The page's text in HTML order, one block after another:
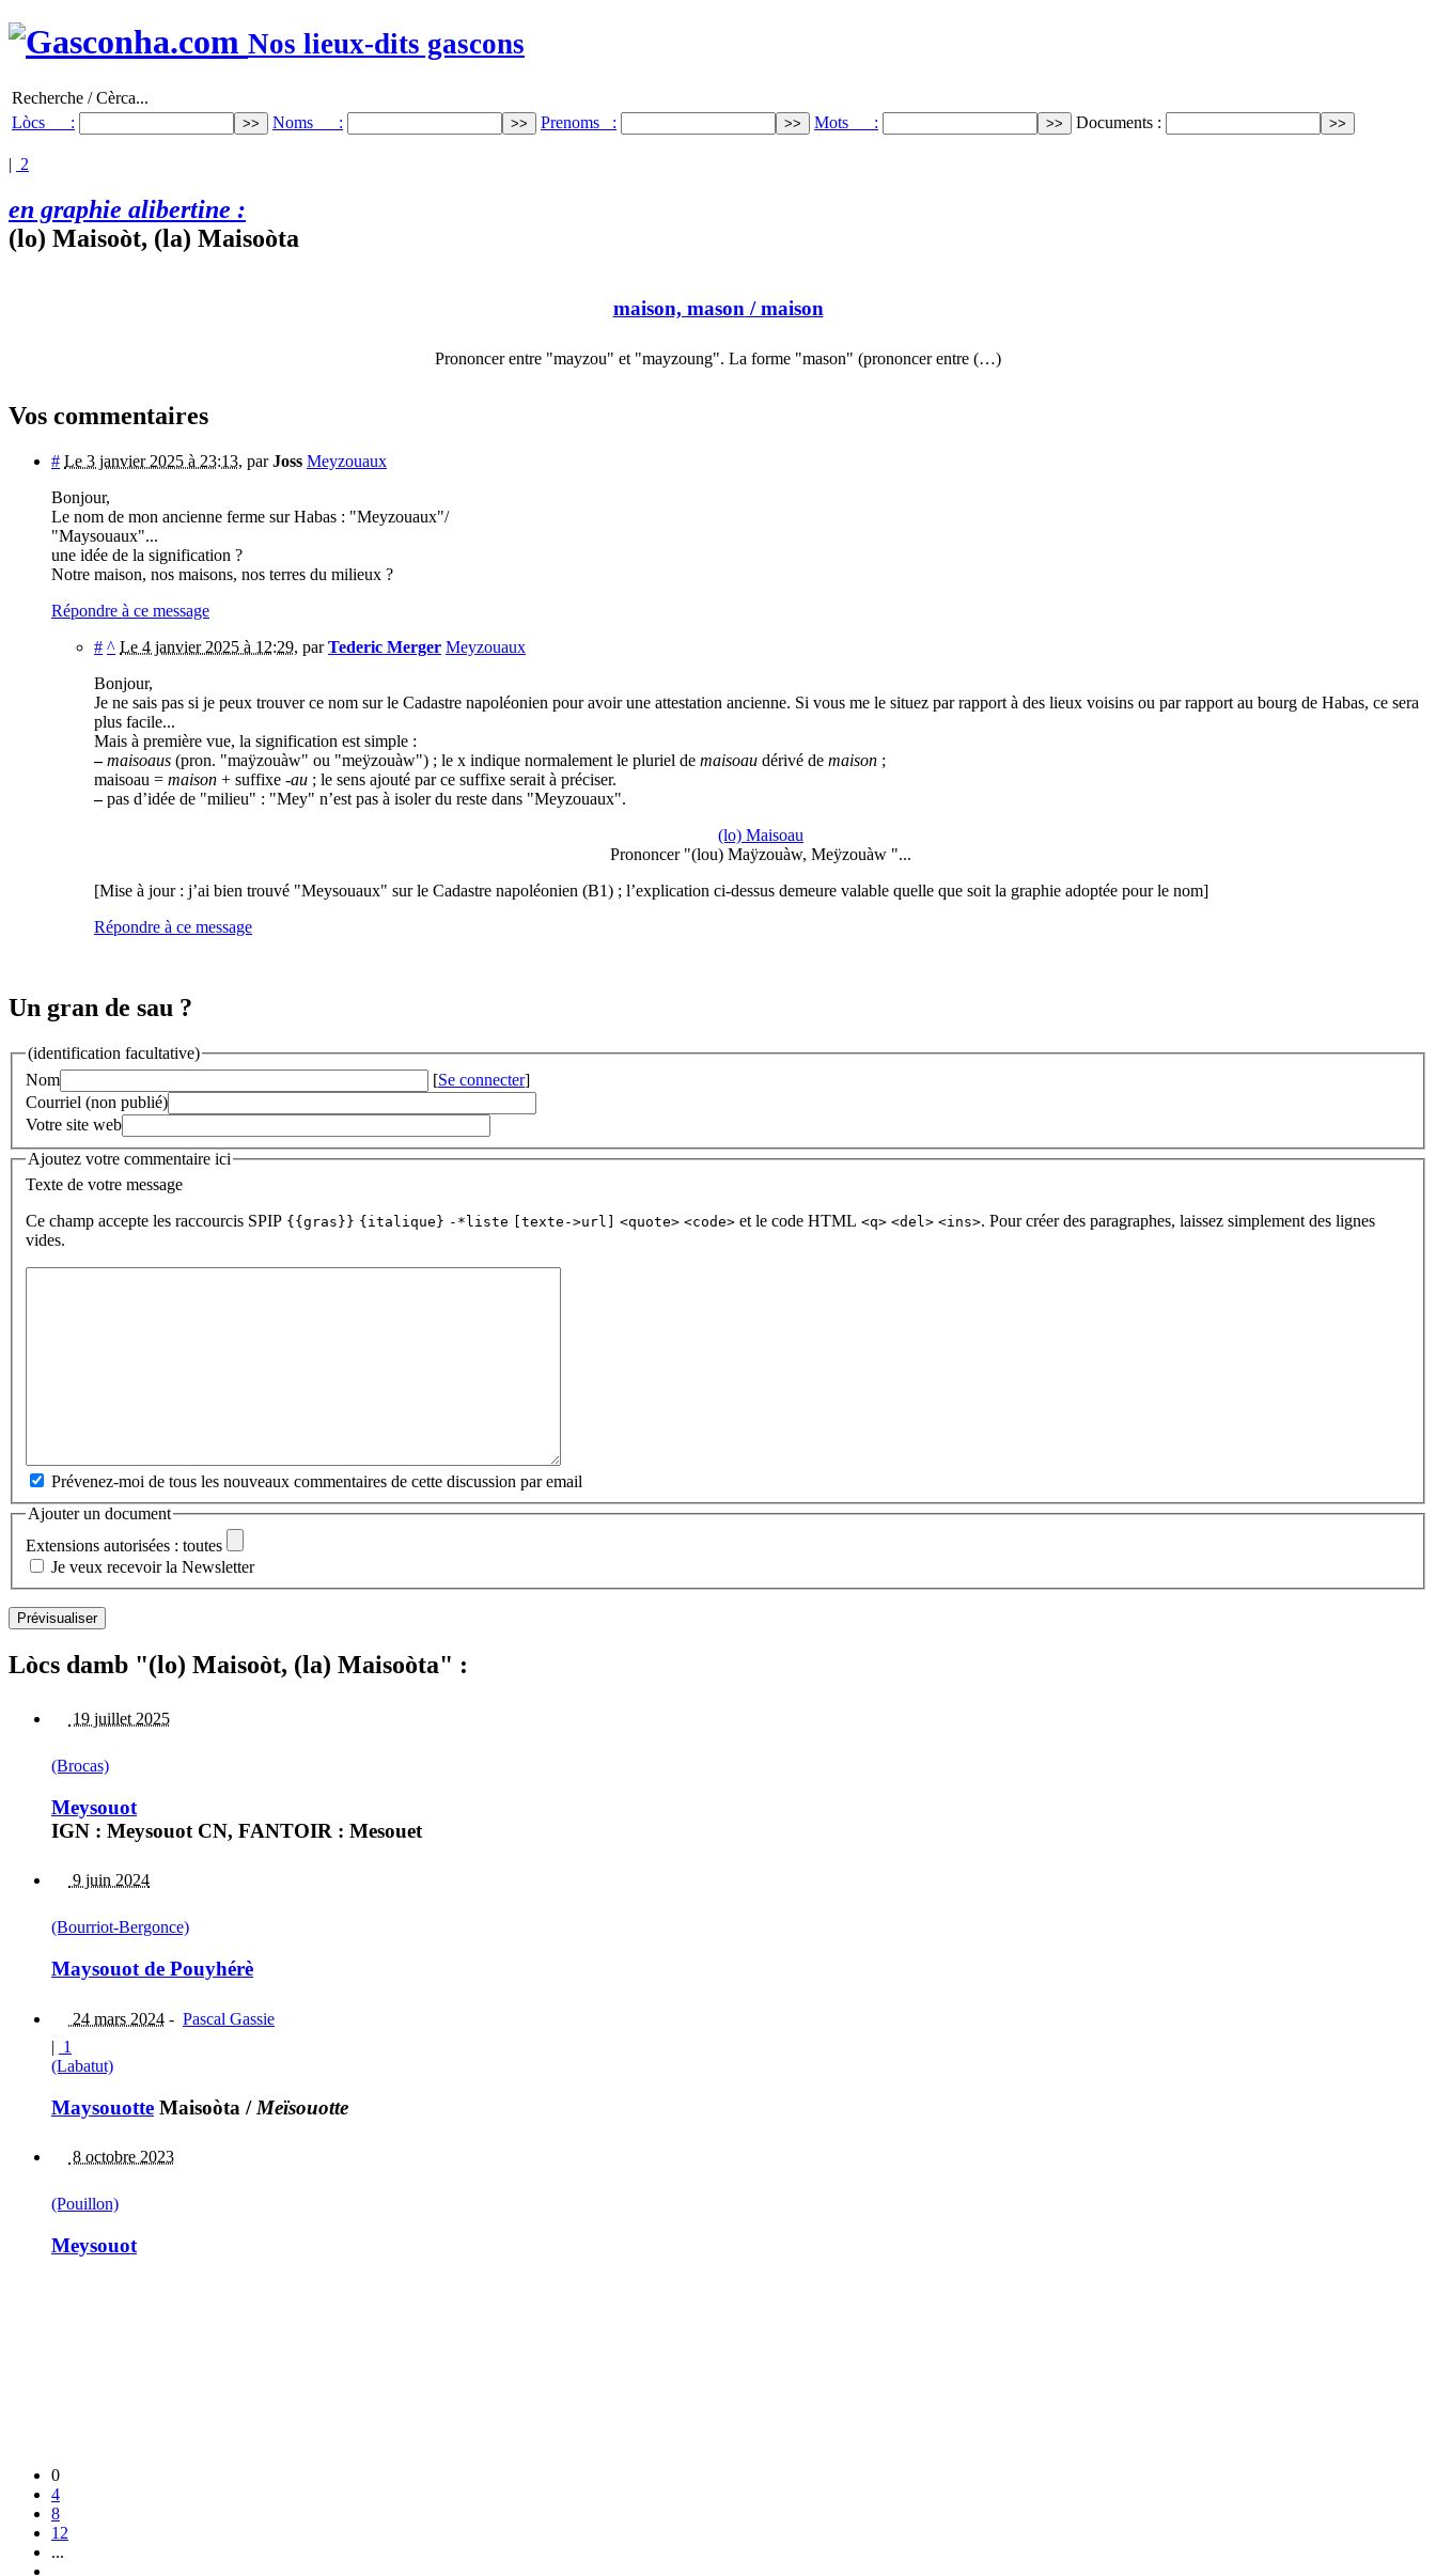
Nos lieux-dits gascons
Recherche / Cèrca...
Lòcs :
Noms : Prenoms : Mots : Documents :
| 2
en graphie alibertine :
(lo) Maisoòt, (la) Maisoòta
maison, mason/ maison
Prononcer entre "mayzou" et "mayzoung". La forme "mason" (prononcer entre (…)
Vos commentaires
# Le 3 janvier 2025 à 23:13, parJoss Meyzouaux
Bonjour,
Le nom de mon ancienne ferme sur Habas : "Meyzouaux"/
"Maysouaux"...
une idée de la signification ?
Notre maison, nos maisons, nos terres du milieux ?
Répondre à ce message
# ^ Le 4 janvier 2025 à 12:29, parTederic Merger Meyzouaux
Bonjour,
Je ne sais pas si je peux trouver ce nom sur le Cadastre napoléonien pour avoir une attestation ancienne. Si vous me le situez par rapport à des lieux voisins ou par rapport au bourg de Habas, ce sera
plus facile...
Mais à première vue, la signification est simple :
– maisoaus (pron. "maÿzouàw" ou "meÿzouàw") ; le x indique normalement le pluriel de maisoau dérivé de maison ;
maisoau = maison + suffixe -au ; le sens ajouté par ce suffixe serait à préciser.
–pas d’idée de "milieu" : "Mey" n’est pas à isoler du reste dans "Meyzouaux".
(lo) Maisoau
Prononcer "(lou) Maÿzouàw, Meÿzouàw "...
[Mise à jour : j’ai bien trouvé "Meysouaux" sur le Cadastre napoléonien (B1) ; l’explication ci-dessus demeure valable quelle que soit la graphie adoptée pour le nom]
Répondre à ce message
Un gran de sau ?
(identification facultative)
Nom
[Se connecter]
Courriel (non publié)
Votre site web
Ajoutez votre commentaire ici
Texte de votre message
Ce champ accepte les raccourcis SPIP {{gras}} {italique} -*liste [texte->url] <quote> <code> et le code HTML <q> <del> <ins>. Pour créer des paragraphes, laissez simplement des lignes
vides.
Prévenez-moi de tous les nouveaux commentaires de cette discussion par email
Ajouter un document
Extensions autorisées : toutes
Je veux recevoir la Newsletter
Lòcs damb "(lo) Maisoòt, (la) Maisoòta" :
19 juillet 2025
(Brocas)
Meysouot
IGN : Meysouot CN, FANTOIR : Mesouet
9 juin 2024
(Bourriot-Bergonce)
Maysouot de Pouyhérè
24 mars 2024 - Pascal Gassie
| 1
(Labatut)
Maysouotte Maisoòta / Meïsouotte
8 octobre 2023
(Pouillon)
Meysouot
0
4
8
12
...